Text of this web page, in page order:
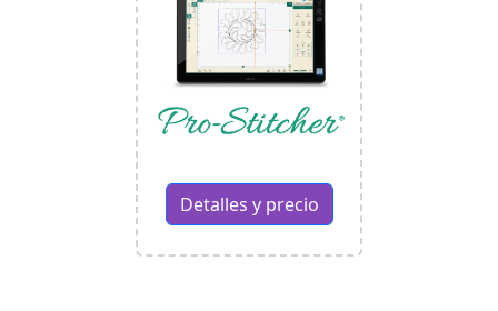
Detalles y precio